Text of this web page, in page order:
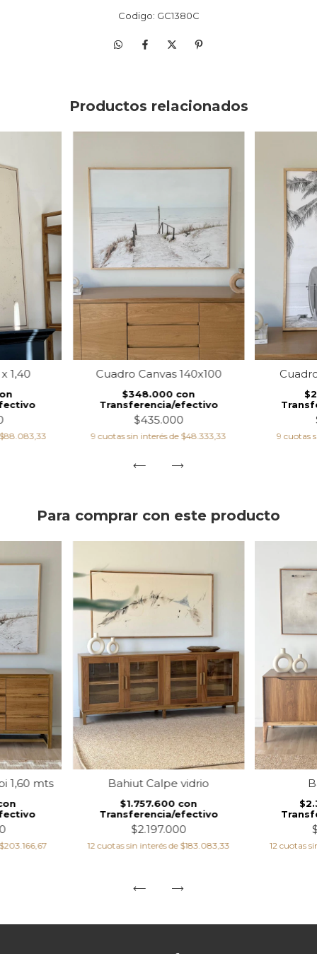
Codigo: GC1380C
Productos relacionados
1,40 Cuadro Canvas 140x100
$435.000
$348.000 con
Transferencia/efectivo
9 cuotas sin interés de $48.333,33 9 cuotas
Para comprar con este producto
1,60 mts Bahiut Calpe vidrio
$2.197.000
$1.757.600 con
Transferencia/efectivo
12 cuotas sin interés de $183.083,33 12 cuotas